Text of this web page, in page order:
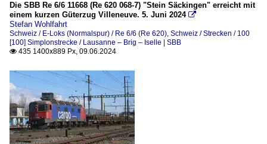
Die SBB Re 6/6 11668 (Re 620 068-7) "Stein Säckingen" erreicht mit
einem kurzen Güterzug Villeneuve. 5. Juni 2024 
Stefan Wohlfahrt
Schweiz / E-Loks (Normalspur) / Re 6/6 (Re 620), Schweiz / Strecken / 100
[100] Simplonstrecke / Lausanne – Brig – Iselle | SBB
 435 1400x889 Px, 09.06.2024